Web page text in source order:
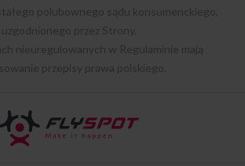
polubownego sądu konsumenckiego,
uzgodnionego przez Strony.
nieuregulowanych w Regulaminie mają
przepisy prawa polskiego.